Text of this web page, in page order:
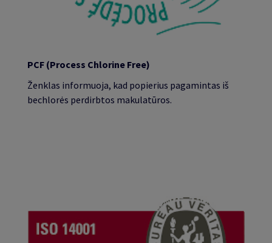
PCF (Process Chlorine Free)
Ženklas informuoja, kad popierius pagamintas iš
bechlorės perdirbtos makulatūros.